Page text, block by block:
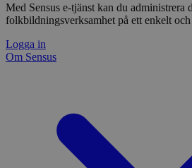
Med Sensus e-tjänst kan du administrera
folkbildningsverksamhet på ett enkelt
Logga in
Om Sensus